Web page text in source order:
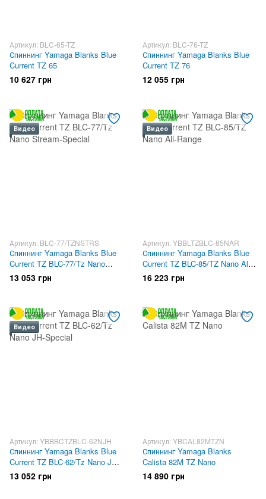
Артикул: BLC-65-TZ
Спиннинг Yamaga Blanks Blue
Current TZ 65
10 627 грн
Артикул: BLC-76-TZ
Спиннинг Yamaga Blanks Blue
Current TZ 76
12 055 грн
Видео
Артикул: BLC-77/TZNSTRS
Спиннинг Yamaga Blanks Blue
Current TZ BLC-77/Tz Nano
Stream-Special
13 053 грн
Видео
Артикул: YBBLTZBLC-85NAR
Спиннинг Yamaga Blanks Blue
Current TZ BLC-85/TZ Nano All-
Range
16 223 грн
Видео
Артикул: YBBBCTZBLC-62NJH
Спиннинг Yamaga Blanks Blue
Current TZ BLC-62/Tz Nano JH-
Special
13 052 грн
Артикул: YBCAL82MTZN
Спиннинг Yamaga Blanks
Calista 82M TZ Nano
14 890 грн